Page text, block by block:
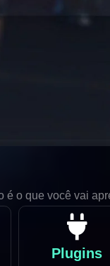
é o que você vai
Plugins